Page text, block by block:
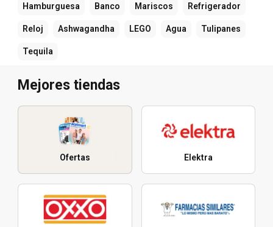
Hamburguesa Banco Mariscos Refrigerador
Reloj Ashwagandha LEGO Agua Tulipanes
Tequila
Mejores tiendas
Ofertas Elektra